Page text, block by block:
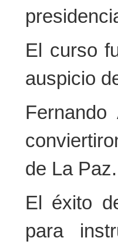
El curso
auspicio
de La Paz.
El éxito
para